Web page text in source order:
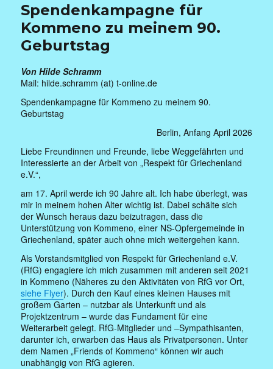
Spendenkampagne für
Kommeno zu meinem 90.
Geburtstag
Von Hilde Schramm
Mail: hilde.schramm (at) t-online.de
Spendenkampagne für Kommeno zu meinem 90.
Geburtstag
Berlin, Anfang April 2026
Liebe Freundinnen und Freunde, liebe Weggefährten und
Interessierte an der Arbeit von „Respekt für Griechenland
e.V.“,
am 17. April werde ich 90 Jahre alt. Ich habe überlegt, was
mir in meinem hohen Alter wichtig ist. Dabei schälte sich
der Wunsch heraus dazu beizutragen, dass die
Unterstützung von Kommeno, einer NS-Opfergemeinde in
Griechenland, später auch ohne mich weitergehen kann.
Als Vorstandsmitglied von Respekt für Griechenland e.V.
(RfG) engagiere ich mich zusammen mit anderen seit 2021
in Kommeno (Näheres zu den Aktivitäten von RfG vor Ort,
siehe Flyer). Durch den Kauf eines kleinen Hauses mit
großem Garten – nutzbar als Unterkunft und als
Projektzentrum – wurde das Fundament für eine
Weiterarbeit gelegt. RfG-Mitglieder und –Sympathisanten,
darunter ich, erwarben das Haus als Privatpersonen. Unter
dem Namen „Friends of Kommeno“ können wir auch
unabhängig von RfG agieren.